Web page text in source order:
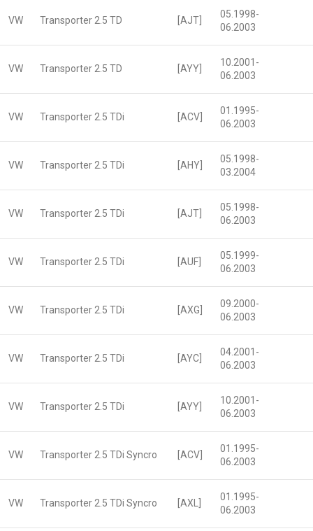
VW Transporter 2.5 TD [AJT]
05.1998-
06.2003
VW Transporter 2.5 TD [AYY]
10.2001-
06.2003
VW Transporter 2.5 TDi [ACV]
01.1995-
06.2003
VW Transporter 2.5 TDi [AHY]
05.1998-
03.2004
VW Transporter 2.5 TDi [AJT]
05.1998-
06.2003
VW Transporter 2.5 TDi [AUF]
05.1999-
06.2003
VW Transporter 2.5 TDi [AXG]
09.2000-
06.2003
VW Transporter 2.5 TDi [AYC]
04.2001-
06.2003
VW Transporter 2.5 TDi [AYY]
10.2001-
06.2003
VW Transporter 2.5 TDi Syncro [ACV]
01.1995-
06.2003
VW Transporter 2.5 TDi Syncro [AXL]
01.1995-
06.2003